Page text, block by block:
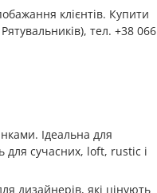
клієнтів. Купити
тел. +38 066
Ідеальна для
для сучасних, loft, rustic і
дизайнерів, які цінують